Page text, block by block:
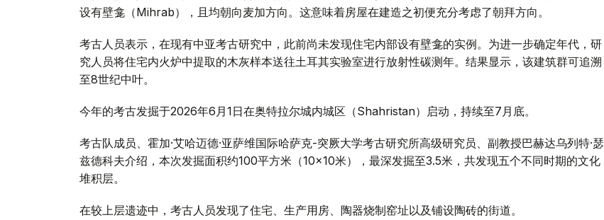
设有壁龛（Mihrab），且均朝向麦加方向。这意味着房屋在建造之初便充分考虑了朝拜方向。
考古人员表示，在现有中亚考古研究中，此前尚未发现住宅内部设有壁龛的实例。为进一步确定年代，研
究人员将住宅内火炉中提取的木灰样本送往土耳其实验室进行放射性碳测年。结果显示，该建筑群可追溯
至8世纪中叶。
今年的考古发掘于2026年6月1日在奥特拉尔城内城区（Shahristan）启动，持续至7月底。
考古队成员、霍加·艾哈迈德·亚萨维国际哈萨克-突厥大学考古研究所高级研究员、副教授巴赫达乌列特·瑟
兹德科夫介绍，本次发掘面积约100平方米（10×10米），最深发掘至3.5米，共发现五个不同时期的文化
堆积层。
在较上层遗迹中，考古人员发现了住宅、生产用房、陶器烧制窑址以及铺设陶砖的街道。